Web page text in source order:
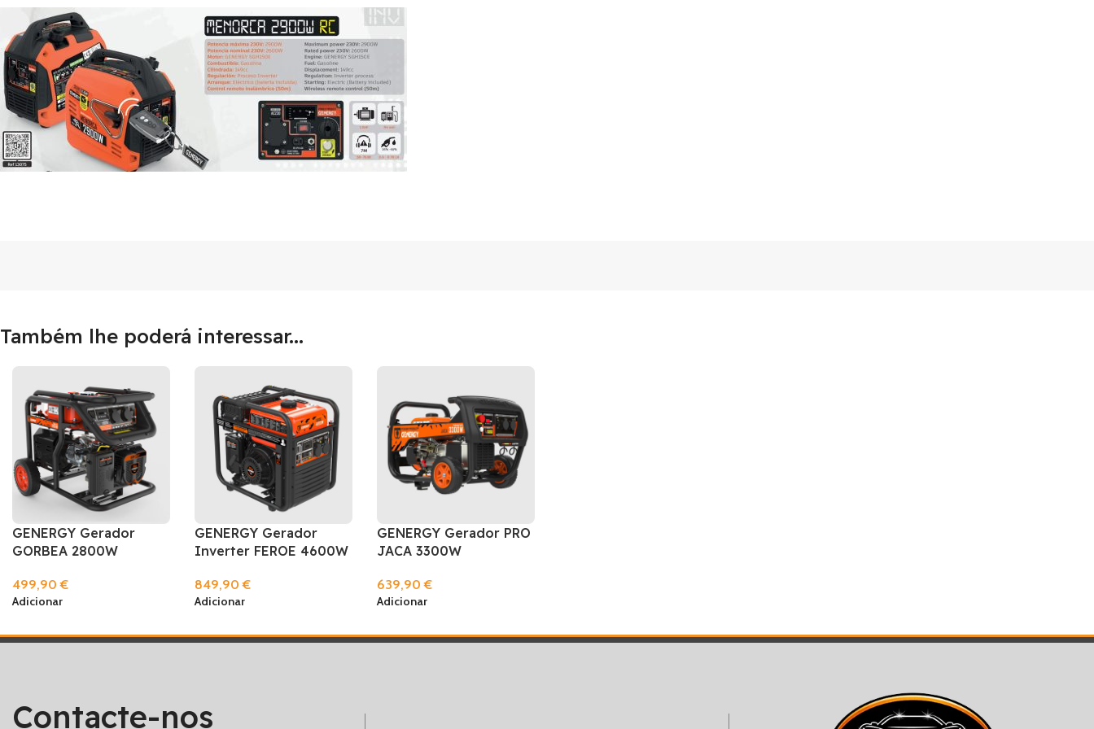
Também lhe poderá interessar...
GENERGY Gerador
GORBEA 2800W
499,90€
Adicionar
GENERGY Gerador
Inverter FEROE 4600W
849,90€
Adicionar
GENERGY Gerador PRO
JACA 3300W
639,90€
Adicionar
Contacte-nos